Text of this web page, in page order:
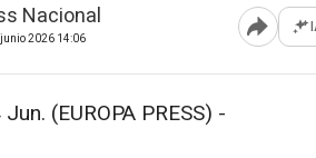
Nacional
2026 14:06 Abrir
(EUROPA PRESS) -